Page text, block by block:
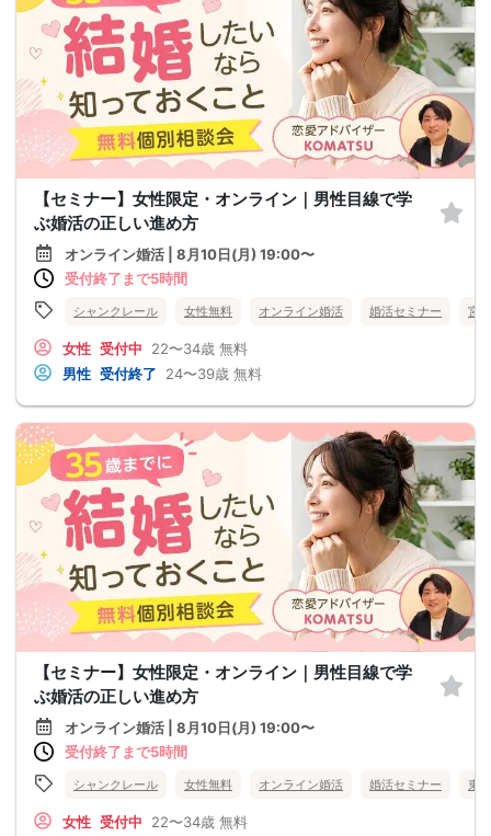
【セミナー】女性限定・オンライン｜男性目線で学
ぶ婚活の正しい進め方
オンライン婚活 | 8月10日(月) 19:00〜
受付終了まで5時間
シャンクレール 女性無料 オンライン婚活 婚活セミナー 宮
女性 受付中 22〜34歳 無料
男性 受付終了 24〜39歳 無料
【セミナー】女性限定・オンライン｜男性目線で学
ぶ婚活の正しい進め方
オンライン婚活 | 8月10日(月) 19:00〜
受付終了まで5時間
シャンクレール 女性無料 オンライン婚活 婚活セミナー 東
女性 受付中 22〜34歳 無料